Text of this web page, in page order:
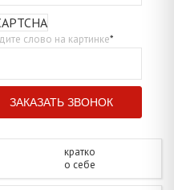
слово на картинке*
кратко
о себе